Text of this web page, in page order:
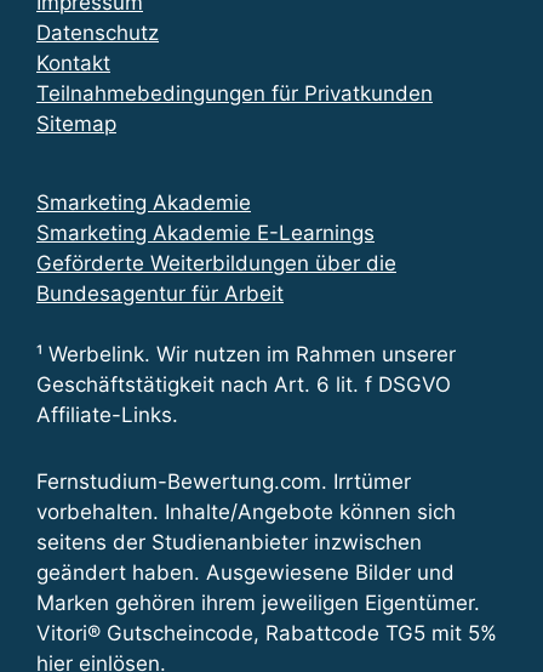
Datenschutz
Kontakt
Teilnahmebedingungen für Privatkunden
Sitemap
Smarketing Akademie
Smarketing Akademie E-Learnings
Geförderte Weiterbildungen über die
Bundesagentur für Arbeit
¹ Werbelink. Wir nutzen im Rahmen unserer
Geschäftstätigkeit nach Art. 6 lit. f DSGVO
Affiliate-Links.
Fernstudium-Bewertung.com. Irrtümer
vorbehalten. Inhalte/Angebote können sich
seitens der Studienanbieter inzwischen
geändert haben. Ausgewiesene Bilder und
Marken gehören ihrem jeweiligen Eigentümer.
Vitori® Gutscheincode, Rabattcode TG5 mit 5%
hier einlösen.